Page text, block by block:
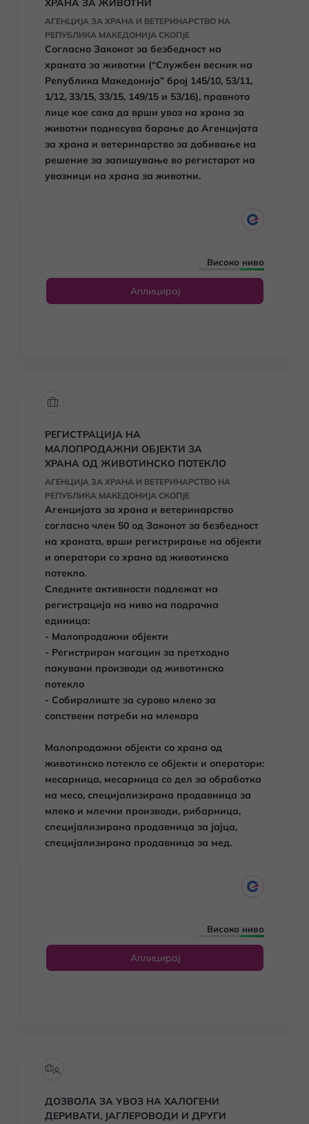
ХРАНА ЗА ЖИВОТНИ
АГЕНЦИЈА ЗА ХРАНА И ВЕТЕРИНАРСТВО НА
РЕПУБЛИКА МАКЕДОНИЈА СКОПЈЕ
Согласно Законот за безбедност на
храната за животни (“Службен весник на
Република Македонија” број 145/10, 53/11,
1/12, 33/15, 33/15, 149/15 и 53/16), правното
лице кое сака да врши увоз на храна за
животни поднесува барање до Агенцијата
за храна и ветеринарство за добивање на
решение за запишување во регистарот на
увозници на храна за животни.
Високо ниво
Аплицирај
РЕГИСТРАЦИЈА НА
МАЛОПРОДАЖНИ ОБЈЕКТИ ЗА
ХРАНА ОД ЖИВОТИНСКО ПОТЕКЛО
АГЕНЦИЈА ЗА ХРАНА И ВЕТЕРИНАРСТВО НА
РЕПУБЛИКА МАКЕДОНИЈА СКОПЈЕ
Агенцијата за храна и ветеринарство
согласно член 50 од Законот за безбедност
на храната, врши регистрирање на објекти
и оператори со храна од животинско
потекло.
Следните активности подлежат на
регистрација на ниво на подрачна
единица:
- Малопродажни објекти
- Регистриран магацин за претходно
пакувани производи од животинско
потекло
- Собиралиште за сурово млеко за
сопствени потреби на млекара
Малопродажни објекти со храна од
животинско потекло се објекти и оператори:
месарница, месарница со дел за обработка
на месо, специјализирана продавница за
млеко и млечни производи, рибарница,
специјализирана продавница за јајца,
специјализирана продавница за мед.
Високо ниво
Аплицирај
ДОЗВОЛА ЗА УВОЗ НА ХАЛОГЕНИ
ДЕРИВАТИ, ЈАГЛЕРОВОДИ И ДРУГИ